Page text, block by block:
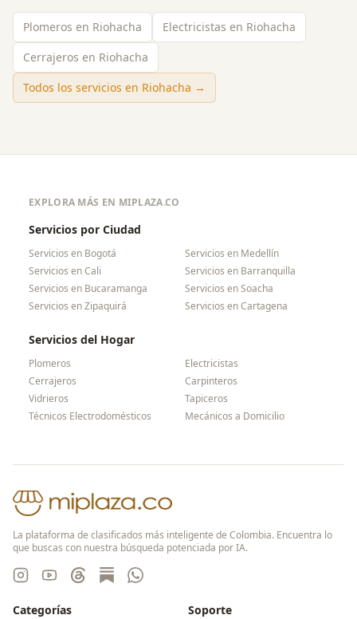
Plomeros en Riohacha
Electricistas en Riohacha
Cerrajeros en Riohacha
Todos los servicios en Riohacha →
EXPLORA MÁS EN MIPLAZA.CO
Servicios por Ciudad
Servicios en Bogotá Servicios en Medellín
Servicios enCali Servicios en Barranquilla
Servicios en Bucaramanga Servicios enSoacha
Servicios enZipaquirá Servicios enCartagena
Servicios del Hogar
Plomeros
Electricistas
Cerrajeros
Carpinteros
Vidrieros
Tapiceros
Técnicos Electrodomésticos
Mecánicos a Domicilio
La plataforma de clasificados más inteligente de Colombia. Encuentra lo
que buscas con nuestra búsqueda potenciada por IA.
Categorías Soporte